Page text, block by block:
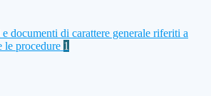
documenti di carattere generale riferiti a
le procedure 1